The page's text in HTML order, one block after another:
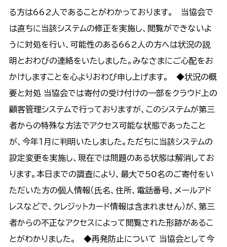
る方は662人であることがわかっております。 当協会で
は直ちに当該システムの修正を実施し、閲覧ができないよ
うに対処を行い、可能性のある662人の方へは状況の説
明とおわびの連絡をいたしました。みなさまにご心配をお
かけしますことを心よりおわび申し上げます。 ◆状況の概
要と対処 当協会では寄付の受け付けの一部をクラウド上の
顧客管理システムで行っておりますが、このシステムが第三
者からの特殊な方法でアクセス可能な状態であったこと
が、今年１月に判明いたしました。ただちに当該システムの
設定変更を実施し、現在では問題のある状態は解消してお
ります。本日までの調査により、最大で50名のご寄付をい
ただいた方の個人情報（氏名、住所、電話番号、メールアド
レスなどで、クレジットカード情報は含まれません）が、第三
者からの不正なアクセスによって閲覧された形跡があるこ
とがわかりました。 ◆再発防止について 当協会として今